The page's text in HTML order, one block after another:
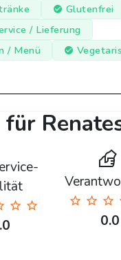
Glutenfrei
/ Lieferung
/ Menü
0.0